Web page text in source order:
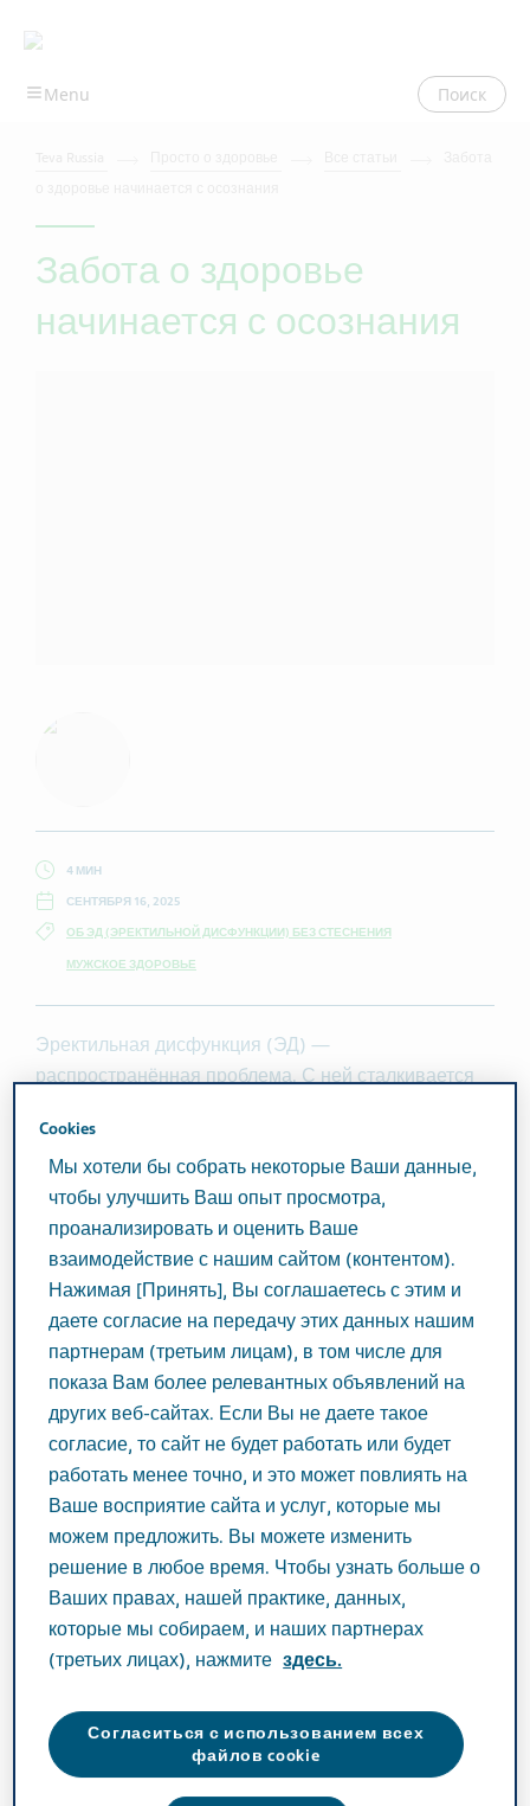
Поиск
Забота о здоровье
начинается с осознания
4 МИН
СЕНТЯБРЯ 16, 2025
ОБ ЭД (ЭРЕКТИЛЬНОЙ ДИСФУНКЦИИ) БЕЗ СТЕСНЕНИЯ
МУЖСКОЕ ЗДОРОВЬЕ
Эректильная дисфункция (ЭД) —
распространённая проблема. С ней сталкивается
практически каждый второй!
этом вслух не принято, поэтому проблема часто
может оставаться без лечения и снижать качество
жизни не только самого мужчины, но и его близких.
ЭД может снижать качество жизни мужчин.
Интересные факты:
Среди факторов риска развития ЭД: депрессия,
ожирение, курение и т.д.;
Раннее прекращение половой жизни
коррелирует с показателем смертности
02
;
У мужчин с высокой частотой оргазма риск
смертности ниже на 50% по сравнению с
мужчинами с низкой частотой оргазма 03 .
Мы запускаем цикл материалов, в котором будем
разбирать ЭД без табу и запугиваний. Помогут нам
в этом два героя — Андрей и Сергей.
Кафе. Вечер. Сергей недавно вернулся из отпуска
Cookies
Мы хотели бы собрать некоторые Ваши данные,
чтобы улучшить Ваш опыт просмотра,
проанализировать и оценить Ваше
взаимодействие с нашим сайтом (контентом).
Нажимая [Принять], Вы соглашаетесь с этим и
даете согласие на передачу этих данных нашим
партнерам (третьим лицам), в том числе для
показа Вам более релевантных объявлений на
других веб-сайтах. Если Вы не даете такое
согласие, то сайт не будет работать или будет
работать менее точно, и это может повлиять на
Ваше восприятие сайта и услуг, которые мы
можем предложить. Вы можете изменить
решение в любое время. Чтобы узнать больше о
Ваших правах, нашей практике, данных,
которые мы собираем, и наших партнерах
(третьих лицах), нажмите здесь.
Согласиться с использованием всех
файлов cookie